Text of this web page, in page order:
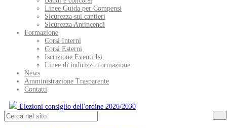
Linee Guida per Compensi
Sicurezza sui cantieri
Sicurezza Antincendi
Formazione
Corsi Interni
Corsi Esterni
Iscrizione Eventi Isi
Linee di indirizzo formazione
News
Amministrazione Trasparente
Contatti
Elezioni consiglio dell'ordine 2026/2030